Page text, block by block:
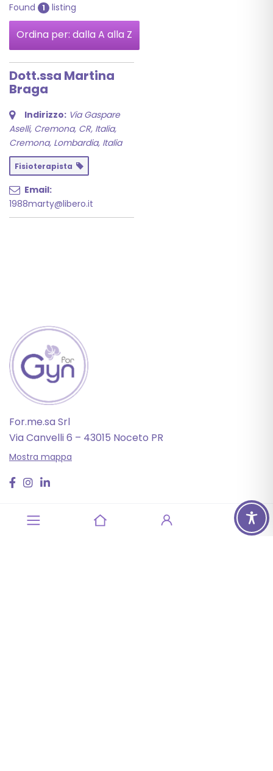
Found 1 listing
Ordina per: dalla A alla Z
Dott.ssa Martina
Braga
Indirizzo: Via Gaspare
Aselli, Cremona, CR, Italia,
Cremona, Lombardia, Italia
Fisioterapista
Email:
1988marty@libero.it
For.me.sa Srl
Via Canvelli 6 – 43015 Noceto PR
Mostra mappa
Servizio Clienti